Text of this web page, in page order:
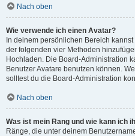
Nach oben
Wie verwende ich einen Avatar?
In deinem persönlichen Bereich
der folgenden vier Methoden
Hochladen. Die Board-Administration
Benutzer Avatare benutzen können.
solltest du die Board-Administration
Nach oben
Was ist mein Rang und wie kann ich
Ränge, die unter deinem